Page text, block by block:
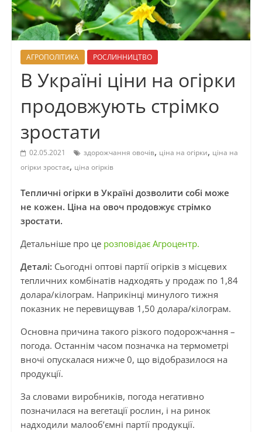
АГРОПОЛІТИКА РОСЛИННИЦТВО
В Україні ціни на огірки
продовжують стрімко
зростати
02.05.2021 здорожчання овочів, ціна на огірки, ціна на
огірки зростає, ціна огірків
Тепличні огірки в Україні дозволити собі може
не кожен. Ціна на овоч продовжує стрімко
зростати.
Детальніше про це розповідає Агроцентр.
Деталі: Сьогодні оптові партії огірків з місцевих
тепличних комбінатів надходять у продаж по 1,84
долара/кілограм. Наприкінці минулого тижня
показник не перевищував 1,50 долара/кілограм.
Основна причина такого різкого подорожчання –
погода. Останнім часом позначка на термометрі
вночі опускалася нижче 0, що відобразилося на
продукції.
За словами виробників, погода негативно
позначилася на вегетації рослин, і на ринок
надходили малооб’ємні партії продукції.